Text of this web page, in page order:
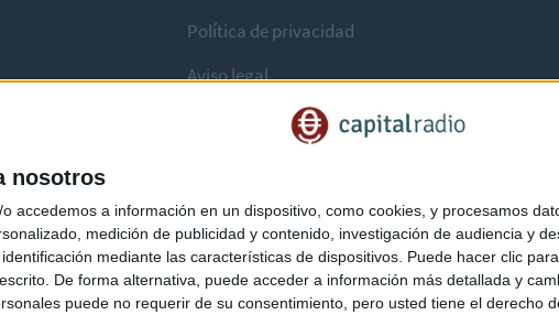
nosotros
accedemos a información en un dispositivo, como cookies, y procesamos
medición de publicidad y contenido, investigación de audiencia y
mediante las características de dispositivos. Puede hacer clic
De forma alternativa, puede acceder a información más detallada y
puede no requerir de su consentimiento, pero usted tiene el derecho
Política de privacidad
Aviso legal